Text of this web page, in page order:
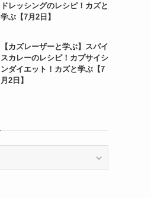
ドレッシングのレシピ！カズと
学ぶ【7月2日】
【カズレーザーと学ぶ】スパイ
スカレーのレシピ！カプサイシ
ンダイエット！カズと学ぶ【7
月2日】